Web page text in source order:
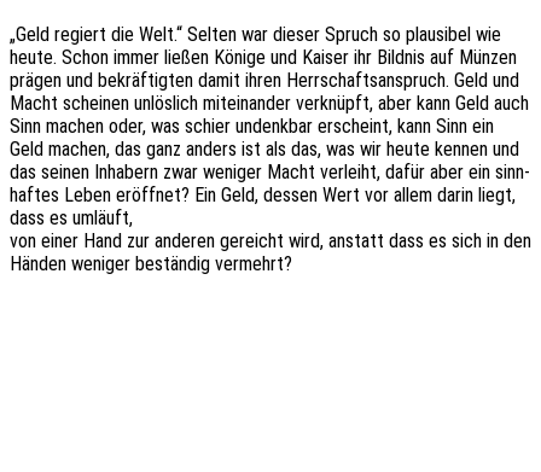
„Geld regiert die Welt.“ Selten war dieser Spruch so plau­si­bel wie
heute. Schon immer ließen Könige und Kaiser ihr Bild­nis auf Münzen
prägen und bekräf­tig­ten damit ihren Herr­schafts­an­spruch. Geld und
Macht schei­nen unlös­lich mitein­an­der verknüpft, aber kann Geld auch
Sinn machen oder, was schier undenk­bar erscheint, kann Sinn ein
Geld machen, das ganz anders ist als das, was wir heute kennen und
das seinen Inha­bern zwar weni­ger Macht verleiht, dafür aber ein sinn­
haf­tes Leben eröff­net? Ein Geld, dessen Wert vor allem darin liegt,
dass es umläuft,
von einer Hand zur ande­ren gereicht wird, anstatt dass es sich in den
Händen weni­ger bestän­dig vermehrt?